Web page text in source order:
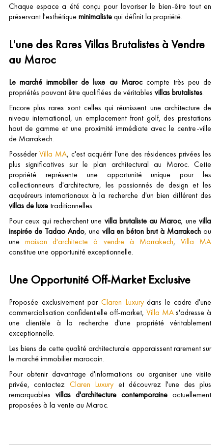
Chaque espace a été conçu pour favoriser le bien-être tout en
préservant l'esthétiqueminimalistequi définit la propriété.
L'une des Rares Villas Brutalistes à Vendre
au Maroc
Le marché immobilier de luxe au Maroccompte très peu de
propriétés pouvant être qualifiées de véritables villas brutalistes.
Encore plus rares sont celles qui réunissent une architecture de
niveau international, un emplacement front golf, des prestations
haut de gamme et une proximité immédiate avec le centre-ville
de Marrakech.
PosséderVilla MA, c'est acquérir l'une des résidences privées les
plus significatives sur le plan architectural au Maroc. Cette
propriété représente une opportunité unique pour les
collectionneurs d'architecture, les passionnés de design et les
acquéreurs internationaux à la recherche d'un bien différent des
villas de luxetraditionnelles.
Pour ceux qui recherchent une villa brutaliste au Maroc, unevilla
inspirée de Tadao Ando, une villa en béton brut à Marrakech ou
unemaison d'architecte à vendre à Marrakech, Villa MA
constitue une opportunité exceptionnelle.
Une Opportunité Off-Market Exclusive
Proposée exclusivement par Claren Luxurydans le cadre d'une
commercialisation confidentielle off-market, Villa MAs'adresse à
une clientèle à la recherche d'une propriété véritablement
exceptionnelle.
Les biens de cette qualité architecturale apparaissent rarement sur
le marché immobilier marocain.
Pour obtenir davantage d'informations ou organiser une visite
privée, contactez Claren Luxury et découvrez l'une des plus
remarquables villas d'architecture contemporaine actuellement
proposées à la vente au Maroc.